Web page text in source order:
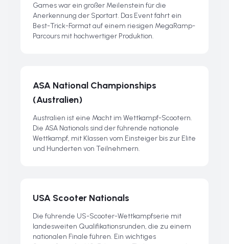
Games war ein großer Meilenstein für die
Anerkennung der Sportart. Das Event fährt ein
Best-Trick-Format auf einem riesigen MegaRamp-
Parcours mit hochwertiger Produktion.
ASA National Championships
(Australien)
Australien ist eine Macht im Wettkampf-Scootern.
Die ASA Nationals sind der führende nationale
Wettkampf, mit Klassen vom Einsteiger bis zur Elite
und Hunderten von Teilnehmern.
USA Scooter Nationals
Die führende US-Scooter-Wettkampfserie mit
landesweiten Qualifikationsrunden, die zu einem
nationalen Finale führen. Ein wichtiges